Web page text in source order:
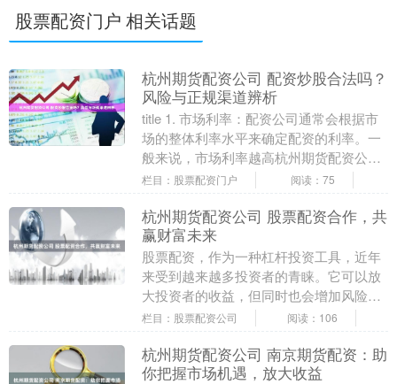
股票配资门户 相关话题
杭州期货配资公司 配资炒股合法吗？
风险与正规渠道辨析
title 1. 市场利率：配资公司通常会根据市
场的整体利率水平来确定配资的利率。一
般来说，市场利率越高杭州期货配资公
司，配资的利率也会相应提高。....
栏目：股票配资门户 阅读：75
杭州期货配资公司 股票配资合作，共
赢财富未来
股票配资，作为一种杠杆投资工具，近年
来受到越来越多投资者的青睐。它可以放
大投资者的收益，但同时也会增加风险。
因此，选择一家可靠的配资公司至关重
栏目：股票配资公司 阅读：106
杭州期货配资公司 南京期货配资：助
你把握市场机遇，放大收益